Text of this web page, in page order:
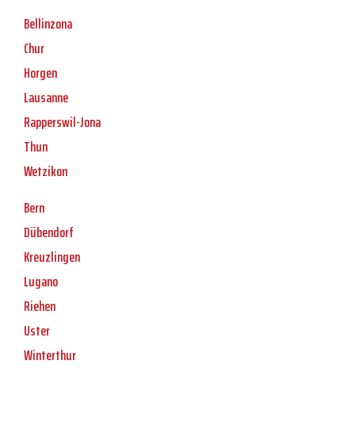
Bellinzona
Chur
Horgen
Lausanne
Rapperswil-Jona
Thun
Wetzikon
Bern
Dübendorf
Kreuzlingen
Lugano
Riehen
Uster
Winterthur